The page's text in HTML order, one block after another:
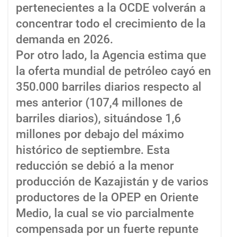
pertenecientes a la OCDE volverán a
concentrar todo el crecimiento de la
demanda en 2026.
Por otro lado, la Agencia estima que
la oferta mundial de petróleo cayó en
350.000 barriles diarios respecto al
mes anterior (107,4 millones de
barriles diarios), situándose 1,6
millones por debajo del máximo
histórico de septiembre. Esta
reducción se debió a la menor
producción de Kazajistán y de varios
productores de la OPEP en Oriente
Medio, la cual se vio parcialmente
compensada por un fuerte repunte